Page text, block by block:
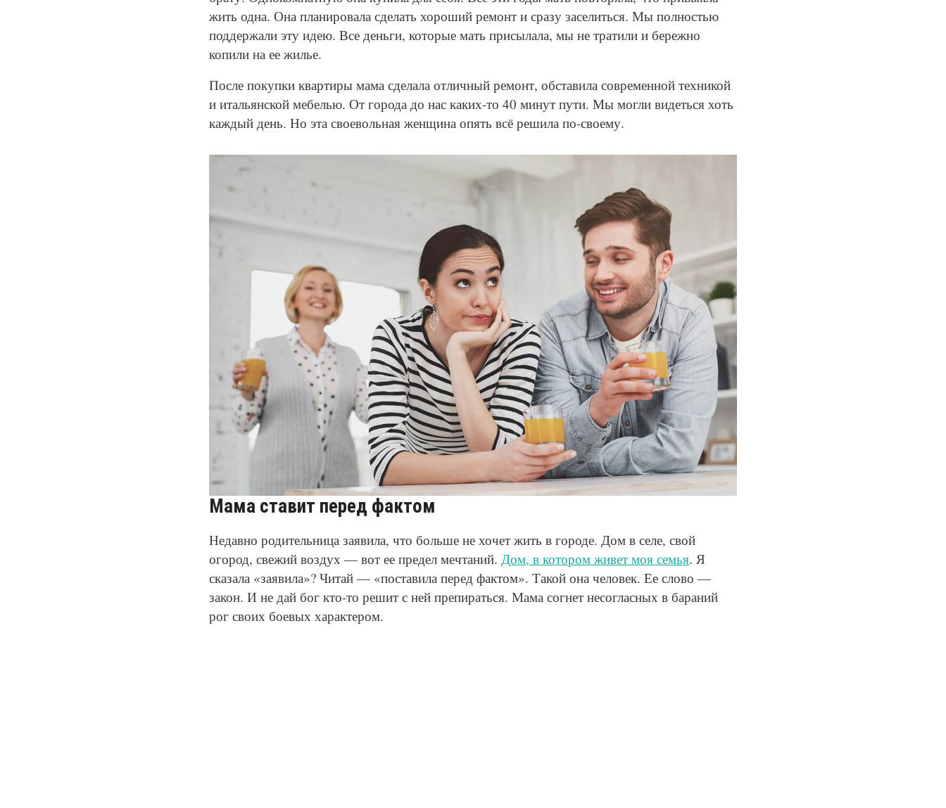
жить одна. Она планировала сделать хороший ремонт и сразу заселиться. Мы полностью
поддержали эту идею. Все деньги, которые мать присылала, мы не тратили и бережно
копили на ее жилье.
После покупки квартиры мама сделала отличный ремонт, обставила современной техникой
и итальянской мебелью. От города до нас каких-то 40 минут пути. Мы могли видеться хоть
каждый день. Но эта своевольная женщина опять всё решила по-своему.
© Depositphotos
Мама ставит перед фактом
Недавно родительница заявила, что больше не хочет жить в городе. Дом в селе, свой
огород, свежий воздух — вот ее предел мечтаний. Дом, в котором живет моя семья. Я
сказала «заявила»? Читай — «поставила перед фактом». Такой она человек. Ее слово —
закон. И не дай бог кто-то решит с ней препираться. Мама согнет несогласных в бараний
рог своих боевых характером.